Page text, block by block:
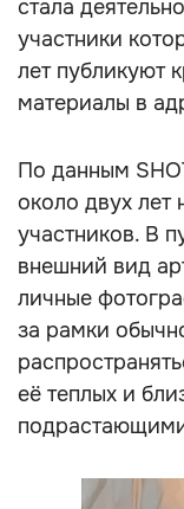
стала
участники
лет публикуют
материалы в
По данным
около двух лет
участников. В
внешний вид
личные
за рамки
её теплых и